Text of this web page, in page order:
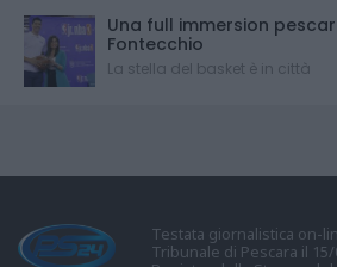
Una full immersion
Fontecchio
La stella del basket è in città
Testata giornalistica on-
Tribunale di Pescara il